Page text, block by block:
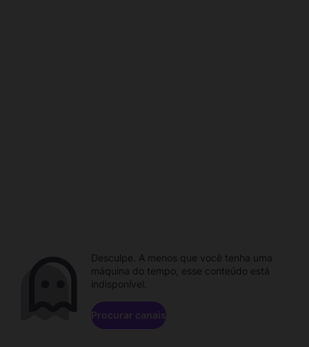
Desculpe. A menos que você tenha uma
máquina do tempo, esse conteúdo está
indisponível.
Procurar canais